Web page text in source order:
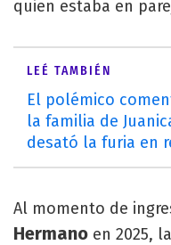
quien estaba en
LEÉ TAMBIÉN
El polémico
la familia de
desató la furia en
Al momento de
Hermano en 2025,